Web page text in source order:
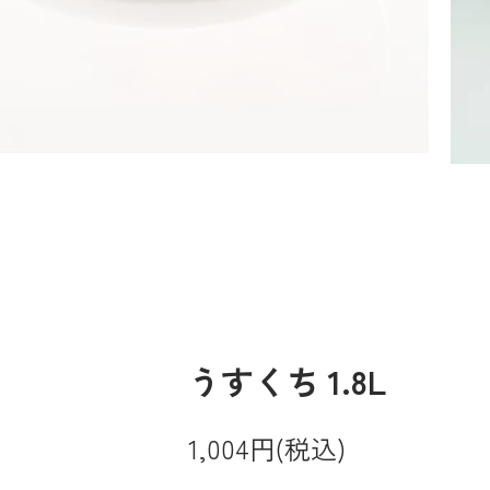
うすくち 1.8L
1,004円(税込)